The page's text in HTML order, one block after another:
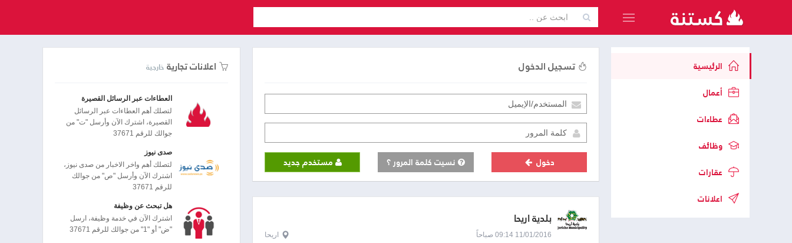
الرئيسية
أعمال
عطاءات
وظائف
عقارات
اعلانات
اعلانات تجارية خارجية
العطاءات عبر الرسائل القصيرة
لتصلك أهم العطاءات عبر الرسائل
القصيرة، اشترك الآن وأرسل "ت" من
جوالك للرقم 37671
صدى نيوز
لتصلك أهم واخر الاخبار من صدى نيوز،
اشترك الآن وأرسل "ص" من جوالك
للرقم 37671
هل تبحث عن وظيفة
اشترك الآن في خدمة وظيفة، ارسل
"ض" أو "1" من جوالك للرقم 37671
تسجيل الدخول
دخول نسيت كلمة المرور ؟ مستخدم جديد
بلدية اريحا
11/01/2016 09:14 صباحاً اريحا